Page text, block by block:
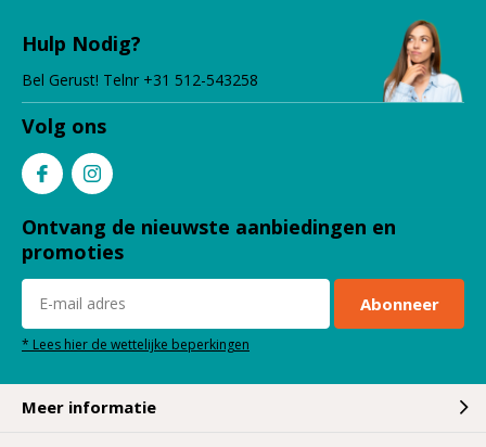
Hulp Nodig?
Bel Gerust! Telnr +31 512-543258
Volg ons
Ontvang de nieuwste aanbiedingen en
promoties
Abonneer
* Lees hier de wettelijke beperkingen
Meer informatie